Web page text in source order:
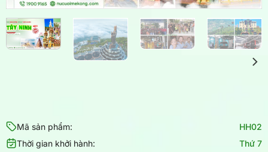
Mã sản phẩm:
HH02
Thời gian khởi hành:
Thứ 7